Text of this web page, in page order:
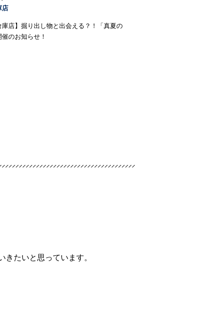
店
庫店】掘り出し物と出会える？！「真夏の
のお知らせ！
たいと思っています。